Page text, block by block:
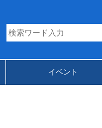
イベント